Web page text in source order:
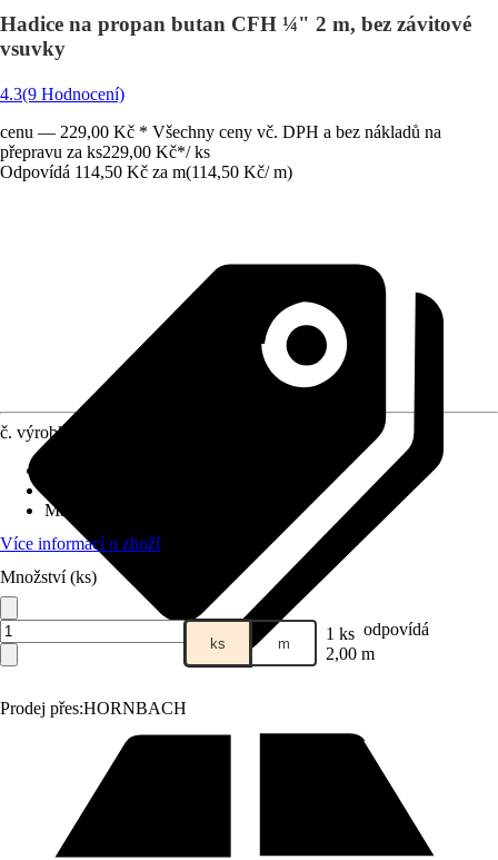
Hadice na propan butan CFH ¼" 2 m, bez závitové
vsuvky
4.3(9 Hodnocení)
cenu — 229,00 Kč * Všechny ceny vč. DPH a bez nákladů na
přepravu za ks229,00 Kč*/ ks
Odpovídá 114,50 Kč za m(114,50 Kč/ m)
Prodej přes:HORNBACH
č. výrobku
Materiál
Více informací o zboží
Množství (ks)
ks m 1 ks odpovídá
2,00 m